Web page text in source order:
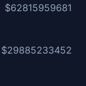
$62815959681
$29885233452